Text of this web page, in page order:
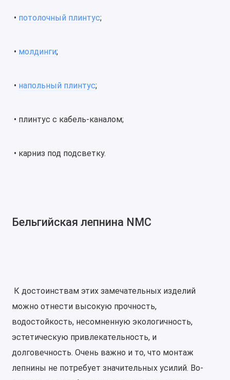
• потолочный плинтус;
• молдинги;
• напольный плинтус;
• плинтус с кабель-каналом;
• карниз под подсветку.
Бельгийская лепнина NMC
К достоинствам этих замечательных изделий
можно отнести высокую прочность,
водостойкость, несомненную экологичность,
эстетическую привлекательность, и
долговечность. Очень важно и то, что монтаж
лепнины не потребует значительных усилий. Во-